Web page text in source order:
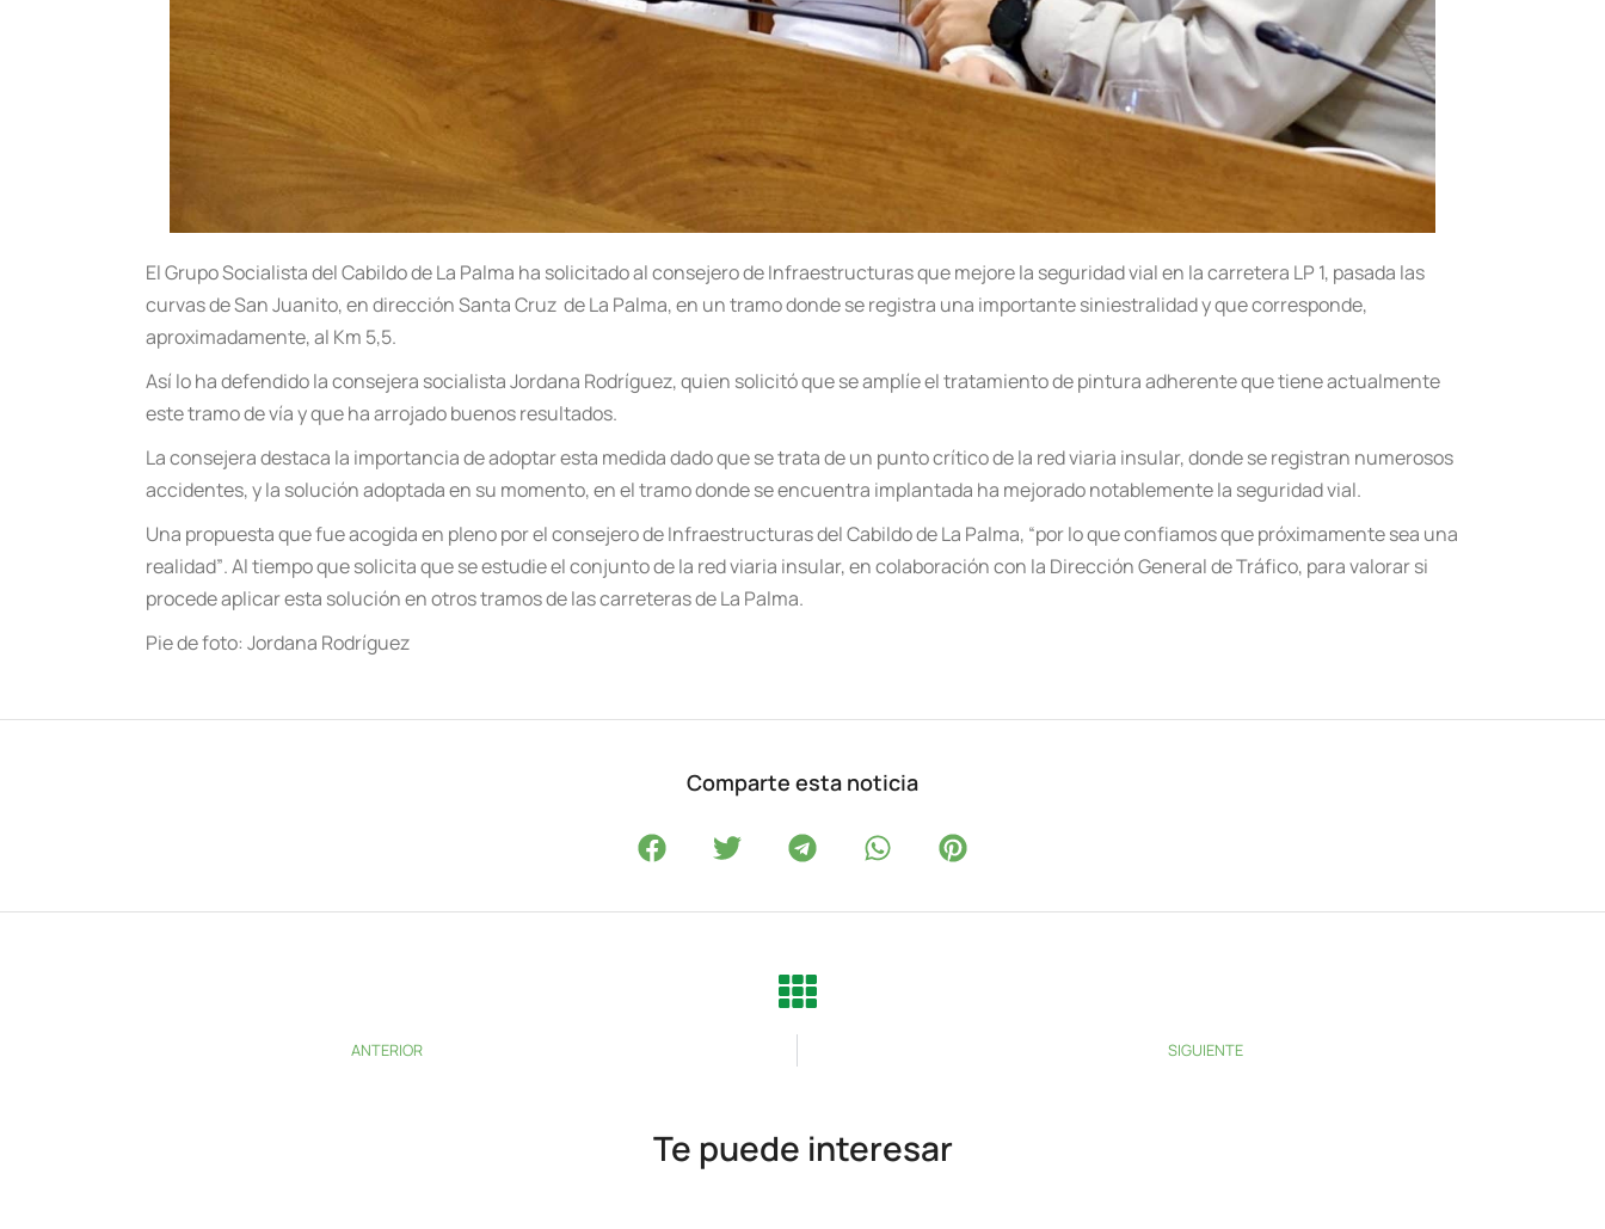
El Grupo Socialista del Cabildo de La Palma ha solicitado al consejero de Infraestructuras que mejore la seguridad vial en la carretera LP 1, pasada las
curvas de San Juanito, en dirección Santa Cruz de La Palma, en un tramo donde se registra una importante siniestralidad y que corresponde,
aproximadamente, al Km 5,5.
Así lo ha defendido la consejera socialista Jordana Rodríguez, quien solicitó que se amplíe el tratamiento de pintura adherente que tiene actualmente
este tramo de vía y que ha arrojado buenos resultados.
La consejera destaca la importancia de adoptar esta medida dado que se trata de un punto crítico de la red viaria insular, donde se registran numerosos
accidentes, y la solución adoptada en su momento, en el tramo donde se encuentra implantada ha mejorado notablemente la seguridad vial.
Una propuesta que fue acogida en pleno por el consejero de Infraestructuras del Cabildo de La Palma, “por lo que confiamos que próximamente sea una
realidad”. Al tiempo que solicita que se estudie el conjunto de la red viaria insular, en colaboración con la Dirección General de Tráfico, para valorar si
procede aplicar esta solución en otros tramos de las carreteras de La Palma.
Pie de foto: Jordana Rodríguez
Comparte esta noticia
ANTERIOR SIGUIENTE
Te puede interesar